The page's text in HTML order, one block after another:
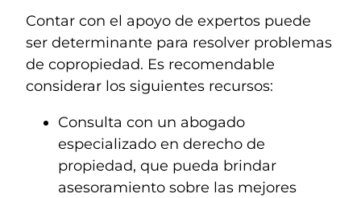
Contar con el apoyo de expertos puede
ser determinante para resolver problemas
de copropiedad. Es recomendable
considerar los siguientes recursos:
Consulta con un abogado
especializado en derecho de
propiedad, que pueda brindar
asesoramiento sobre las mejores